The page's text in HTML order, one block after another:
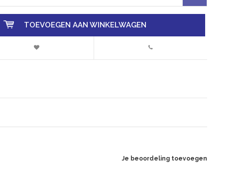
TOEVOEGEN AAN WINKELWAGEN
Je beoordeling toevoegen